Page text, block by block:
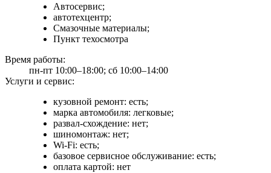
Автосервис;
автотехцентр;
Смазочные материалы;
Пункт техосмотра
Время работы:
пн-пт 10:00–18:00; сб 10:00–14:00
Услуги и сервис:
кузовной ремонт: есть;
марка автомобиля: легковые;
развал-схождение: нет;
шиномонтаж: нет;
Wi-Fi: есть;
базовое сервисное обслуживание: есть;
оплата картой: нет